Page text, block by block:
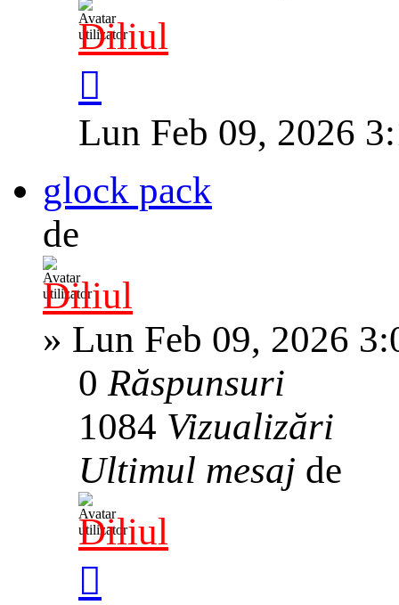
Diliul
Lun Feb 09, 2026
glock pack
de
Diliul
» Lun Feb 09, 2026
0Răspunsuri
1084 Vizualizări
Ultimul mesaj de
Diliul